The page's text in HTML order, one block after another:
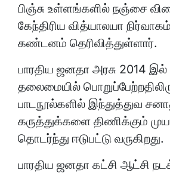
பிஞ்சு உள்ளங்களில் நஞ்சை
கேந்திரிய வித்யாலயா
கண்டனம் தெரிவித்துள்ளார்.
பாரதிய ஜனதா அரசு 2014 இல்
தலைமையில்
பாடநூல்களில் இந்துத்துவ
கருத்துக்களை திணிக்கும்
தொடர்ந்து ஈடுபட்டு வருகிறது.
பாரதிய ஜனதா கட்சி ஆட்சி